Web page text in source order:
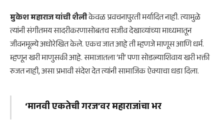
मुकेश महाराज यांची शैलीकेवळ प्रवचनापुरती मर्यादित नाही. त्यामुळे
त्यांनी संगीतमय सादरीकरणासोबतच सजीव देखाव्यांच्या माध्यमातून
जीवनमूल्ये अधोरेखित केले. एकच जात आहे ती म्हणजे माणूस आणि धर्म.
म्हणून खरी माणुसकी आहे. समाजातला ‘मी’ पणा सोडल्याशिवाय खरी भक्ती
रुजत नाही, असा प्रभावी संदेश देत त्यांनी सामाजिक ऐक्याचा धडा दिला.
‘मानवी एकतेची गरज’वर महाराजांचा भर